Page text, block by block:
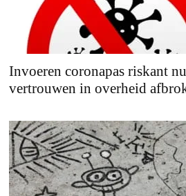
Invoeren coronapas riskant nu
vertrouwen in overheid